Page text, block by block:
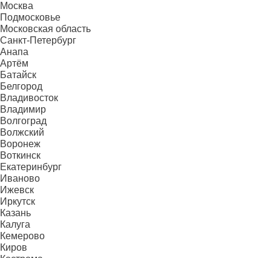
Москва
Подмосковье
Московская область
Санкт-Петербург
Анапа
Артём
Батайск
Белгород
Владивосток
Владимир
Волгоград
Волжский
Воронеж
Воткинск
Екатеринбург
Иваново
Ижевск
Иркутск
Казань
Калуга
Кемерово
Киров